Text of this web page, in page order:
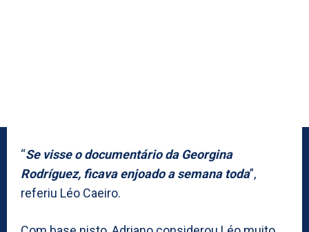
“Se visse o documentário da Georgina
Rodríguez, ficava enjoado a semana toda”,
referiu Léo Caeiro.